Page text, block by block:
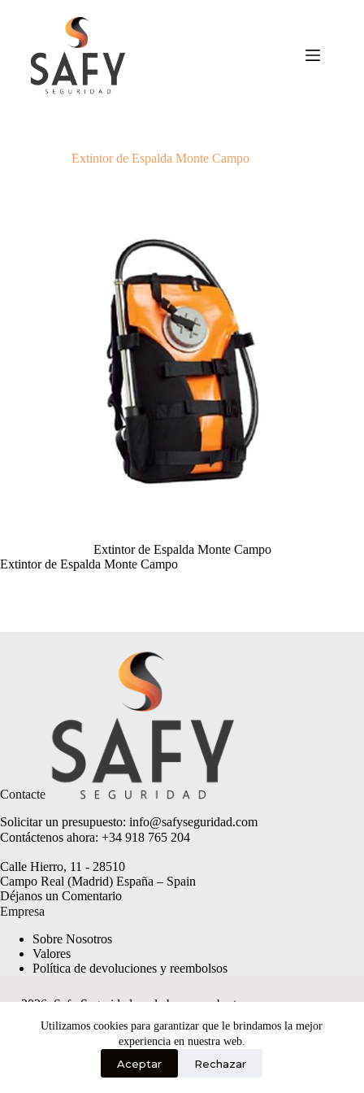
Utilizamos cookies para garantizar que le brindamos la mejor
experiencia en nuestra web.
Aceptar Rechazar
Extintor de Espalda Monte Campo
Extintor de Espalda Monte Campo
Extintor de Espalda Monte Campo
Contacte
Solicitar un presupuesto: info@safyseguridad.com
Contáctenos ahora: +34 918 765 204
Calle Hierro, 11 - 28510
Campo Real (Madrid) España – Spain
Déjanos un Comentario
Empresa
Sobre Nosotros
Valores
Política de devoluciones y reembolsos
2026, Safy Seguridad made byanyweb.pt